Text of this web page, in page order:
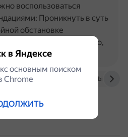
dzen.ru xn--5-
воспользоваться
Проникнуть в суть
обстановке
правило и понять его, то,
не…
в Яндексе
основным поиском
Сhrome